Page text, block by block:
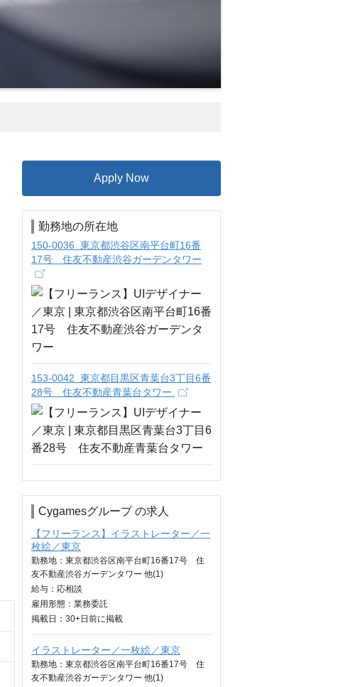
Apply Now
勤務地の所在地
150-0036 東京都渋谷区南平台町16番
17号 住友不動産渋谷ガーデンタワー
153-0042 東京都目黒区青葉台3丁目6番
28号 住友不動産青葉台タワー
Cygamesグループ の求人
【フリーランス】イラストレーター／一
枚絵／東京
勤務地：東京都渋谷区南平台町16番17号 住
友不動産渋谷ガーデンタワー 他(1)
給与： 応相談
雇用形態：業務委託
掲載日： 30+日 前に掲載
イラストレーター／一枚絵／東京
勤務地：東京都渋谷区南平台町16番17号 住
友不動産渋谷ガーデンタワー 他(1)